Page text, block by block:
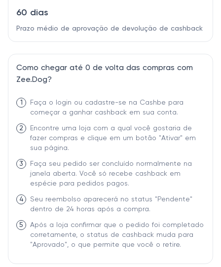
60 dias
Prazo médio de aprovação de devolução de cashback
Como chegar até 0 de volta das compras com
Zee.Dog?
1
Faça o login ou cadastre-se na Cashbe para
começar a ganhar cashback em sua conta.
2
Encontre uma loja com a qual você gostaria de
fazer compras e clique em um botão "Ativar" em
sua página.
3
Faça seu pedido ser concluído normalmente na
janela aberta. Você só recebe cashback em
espécie para pedidos pagos.
4
Seu reembolso aparecerá no status "Pendente"
dentro de 24 horas após a compra.
5
Após a loja confirmar que o pedido foi completado
corretamente, o status de cashback muda para
"Aprovado", o que permite que você o retire.